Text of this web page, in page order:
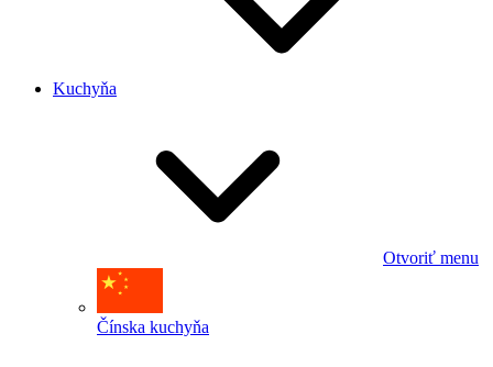
Kuchyňa
Otvoriť menu
Čínska kuchyňa